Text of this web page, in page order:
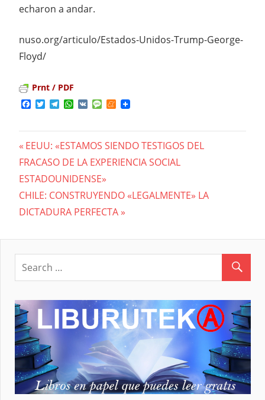
echaron a andar.
nuso.org/articulo/Estados-Unidos-Trump-George-
Floyd/
Prnt / PDF
Facebook
TwitterTelegram
WhatsApp
VK MessageMeneame
Navegación
de
entradas
Previous
Post:
EEUU: «ESTAMOS SIENDO TESTIGOS DEL
FRACASO DE LA EXPERIENCIA SOCIAL
ESTADOUNIDENSE»
Next
Post:
CHILE: CONSTRUYENDO «LEGALMENTE» LA
DICTADURA PERFECTA